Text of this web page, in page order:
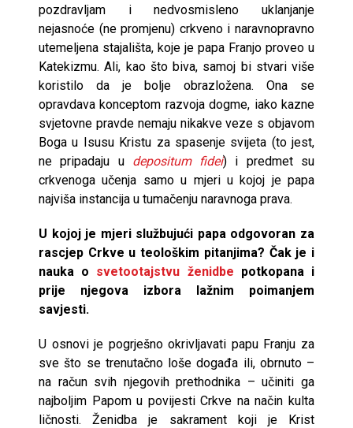
pozdravljam i nedvosmisleno uklanjanje
nejasnoće (ne promjenu) crkveno i naravnopravno
utemeljena stajališta, koje je papa Franjo proveo u
Katekizmu. Ali, kao što biva, samoj bi stvari više
koristilo da je bolje obrazložena. Ona se
opravdava konceptom razvoja dogme, iako kazne
svjetovne pravde nemaju nikakve veze s objavom
Boga u Isusu Kristu za spasenje svijeta (to jest,
ne pripadaju u depositum fidei) i predmet su
crkvenoga učenja samo u mjeri u kojoj je papa
najviša instancija u tumačenju naravnoga prava.
U kojoj je mjeri službujući papa odgovoran za
rascjep Crkve u teološkim pitanjima? Čak je i
nauka o svetootajstvu ženidbe potkopana i
prije njegova izbora lažnim poimanjem
savjesti.
U osnovi je pogrješno okrivljavati papu Franju za
sve što se trenutačno loše događa ili, obrnuto –
na račun svih njegovih prethodnika – učiniti ga
najboljim Papom u povijesti Crkve na način kulta
ličnosti. Ženidba je sakrament koji je Krist